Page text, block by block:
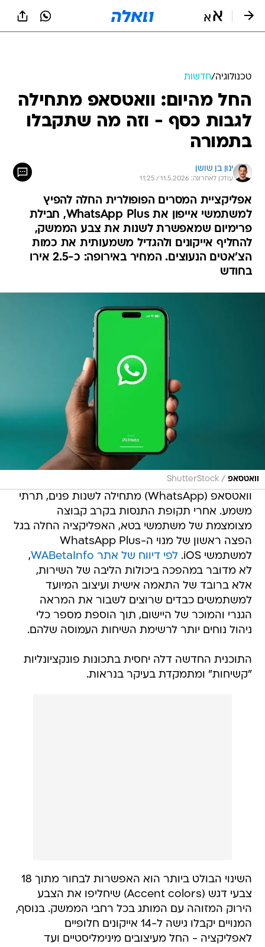
טכנולוגיה/חדשות
החל מהיום: וואטסאפ מתחילה
לגבות כסף - וזה מה שתקבלו
בתמורה
ינון בן שושן
עודכן לאחרונה: 11.5.2026 / 11:25
אפליקציית המסרים הפופולרית החלה להפיץ
למשתמשי אייפון את WhatsApp Plus, חבילת
פרימיום שמאפשרת לשנות את צבע הממשק,
להחליף אייקונים ולהגדיל משמעותית את כמות
הצ'אטים הנעוצים. המחיר באירופה: כ-2.5 אירו
בחודש
וואטסאפ /
ShutterStock
וואטסאפ (WhatsApp) מתחילה לשנות פנים, תרתי
משמע. אחרי תקופת התנסות בקרב קבוצה
מצומצמת של משתמשי בטא, האפליקציה החלה בגל
הפצה ראשון של מנוי ה-WhatsApp Plus
למשתמשי iOS.
לפי דיווח של אתר WABetaInfo
,
לא מדובר במהפכה ביכולות הליבה של השירות,
אלא ברובד של התאמה אישית ועיצוב המיועד
למשתמשים כבדים שרוצים לשבור את המראה
הגנרי והמוכר של היישום, תוך הוספת מספר כלי
ניהול נוחים יותר לרשימת השיחות העמוסה שלהם.
התוכנית החדשה דלה יחסית בתכונות פונקציונליות
"קשיחות" ומתמקדת בעיקר בנראות.
השינוי הבולט ביותר הוא האפשרות לבחור מתוך 18
צבעי דגש (Accent colors) שיחליפו את הצבע
הירוק המזוהה עם המותג בכל רחבי הממשק. בנוסף,
המנויים יקבלו גישה ל-14 אייקונים חלופיים
לאפליקציה - החל מעיצובים מינימליסטיים ועד